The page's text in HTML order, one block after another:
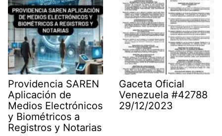
Providencia SAREN
Aplicación de
Medios Electrónicos
y Biométricos a
Registros y Notarias
Gaceta Oficial
Venezuela #42788
29/12/2023